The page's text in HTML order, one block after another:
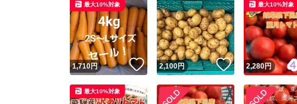
1,710円 いいね！
最大10%対象
2,100円 いいね！
2,280円
最大10%対象
最大10%対象